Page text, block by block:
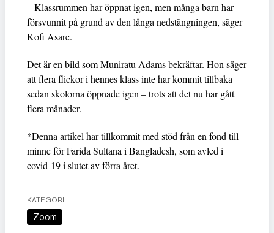
– Klassrummen har öppnat igen, men många barn har
försvunnit på grund av den långa nedstängningen, säger
Kofi Asare.
Det är en bild som Muniratu Adams bekräftar. Hon säger
att flera flickor i hennes klass inte har kommit tillbaka
sedan skolorna öppnade igen – trots att det nu har gått
flera månader.
*Denna artikel har tillkommit med stöd från en fond till
minne för Farida Sultana i Bangladesh, som avled i
covid-19 i slutet av förra året.
KATEGORI
Zoom